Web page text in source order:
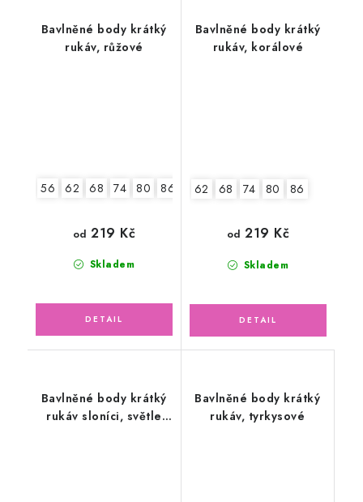
Bavlněné body krátký
rukáv, růžové
56 62 68 74 80 86 92
Skladem
od 219 Kč
Bavlněné body krátký
rukáv, korálové
62 68 74 80 86
Skladem
od 219 Kč
Bavlněné body krátký
rukáv sloníci, světle
Bavlněné body krátký
rukáv, tyrkysové